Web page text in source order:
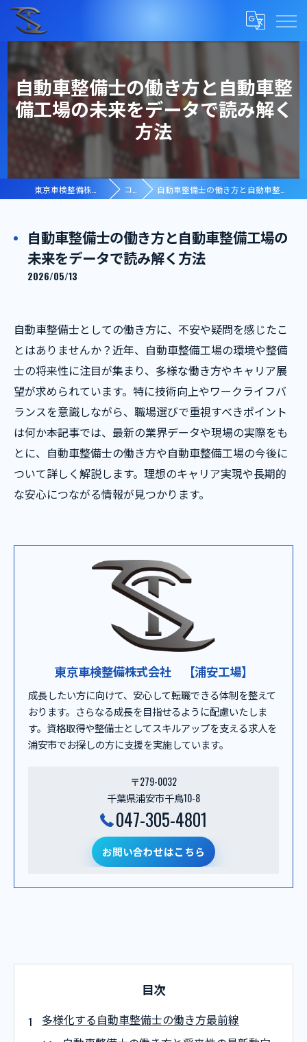
自動車整備士の働き方と自動車整
備工場の未来をデータで読み解く
方法
コラム 自動車整備士の働き方と自動車整備工場の未来をデータで読み解く方法
自動車整備士の働き方と自動車整備工場の
未来をデータで読み解く方法
2026/05/13
自動車整備士としての働き方に、不安や疑問を感じたこ
とはありませんか？近年、自動車整備工場の環境や整備
士の将来性に注目が集まり、多様な働き方やキャリア展
望が求められています。特に技術向上やワークライフバ
ランスを意識しながら、職場選びで重視すべきポイント
は何か――本記事では、最新の業界データや現場の実際をも
とに、自動車整備士の働き方や自動車整備工場の今後に
ついて詳しく解説します。理想のキャリア実現や長期的
な安心につながる情報が見つかります。
東京車検整備株式会社 【浦安工場】
成長したい方に向けて、安心して転職できる体制を整えて
おります。さらなる成長を目指せるように配慮いたしま
す。資格取得や整備士としてスキルアップを支える求人を
浦安市でお探しの方に支援を実施しています。
〒279-0032
千葉県浦安市千鳥10-8
047-305-4801
お問い合わせはこちら
目次
多様化する自動車整備士の働き方最前線